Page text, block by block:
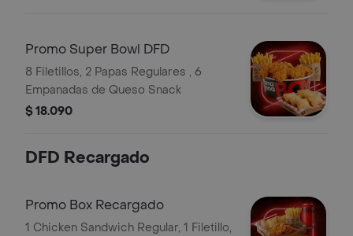
Promo Super Bowl DFD
8 Filetillos, 2 Papas Regulares , 6
Empanadas de Queso Snack
$ 18.090
DFD Recargado
Promo Box Recargado
1 Chicken Sandwich Regular, 1 Filetillo,